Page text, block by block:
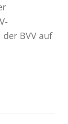
BVV auf